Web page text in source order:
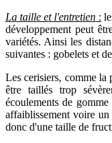
La taille et l'entretien :
développement peut
variétés. Ainsi les
suivantes : gobelets et
Les cerisiers, comme la
être taillés trop
écoulements de
affaiblissement voire un
donc d'une taille de